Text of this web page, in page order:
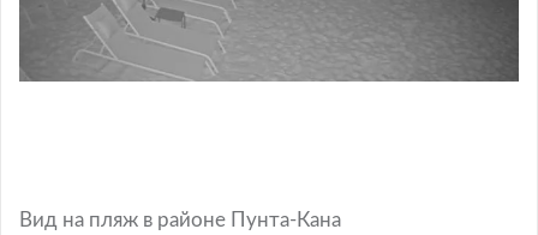
Вид на пляж в районе Пунта-Кана